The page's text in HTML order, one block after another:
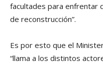
facultades para enfrentar
de reconstrucción”.
Es por esto que el
“llama a los distintos